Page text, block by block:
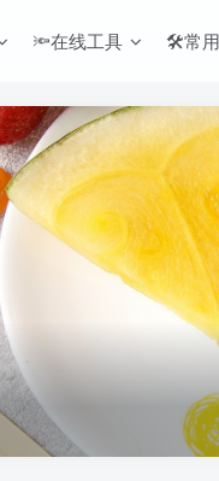
🔦在线工具 🛠️常